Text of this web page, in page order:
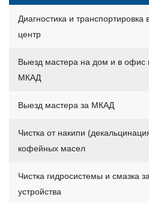
Диагностика и транспортировка
центр
Выезд мастера на дом и в офис
МКАД
Выезд мастера за МКАД
Чистка от накипи
кофейных масел
Чистка гидросистемы и смазка
устройства